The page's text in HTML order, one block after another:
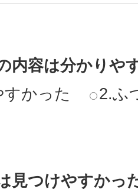
内容は分かりや
かった
2.ふ
見つけやすかっ